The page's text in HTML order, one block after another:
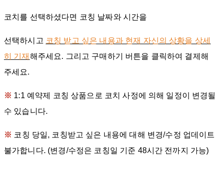
코치를 선택하셨다면 코칭 날짜와 시간을
선택하시고 코칭 받고 싶은 내용과 현재 자신의 상황을 상세
히 기재 해주세요. 그리고 구매하기 버튼을 클릭하여 결제해
주세요.
※ 1:1 예약제 코칭 상품으로 코치 사정에 의해 일정이 변경될
수 있습니다.
※ 코칭 당일, 코칭받고 싶은 내용에 대해 변경/수정 업데이트
불가합니다. (변경/수정은 코칭일 기준 48시간 전까지 가능)